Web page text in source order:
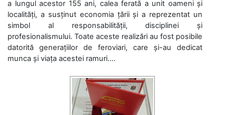
a lungul acestor 155 ani, calea ferată a unit oameni și
localități, a susținut economia țării și a reprezentat un
simbol al responsabilității, disciplinei și
profesionalismului. Toate aceste realizări au fost posibile
datorită generațiilor de feroviari, care și-au dedicat
munca și viața acestei ramuri....